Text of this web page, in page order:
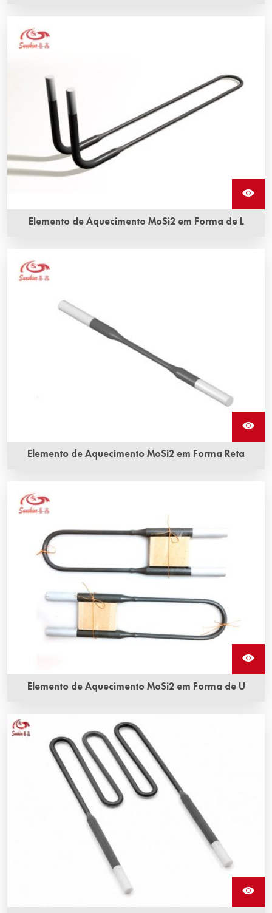
de alumínio, flexíveis e altamente condutivos, que são
usados para conectar as hastes de aquecimento de
Elemento de Aquecimento MoSi2 em Forma de L
dissilicieto de molibdênio estão disponíveis em uma
variedade de formas e tamanhos e possuem as
Elemento de Aquecimento MoSi2 em Forma Reta
vantagens mais evidentes do elemento de aquecimento
em forma reta da Sunshine.
Elemento de Aquecimento MoSi2 em Forma de U
ser usado em fornos elétricos para temperaturas de até
1900 °C